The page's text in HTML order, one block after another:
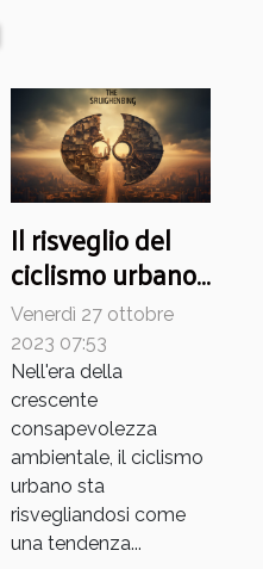
Il risveglio del
ciclismo urbano:
tendenza o
necessità?
Venerdì 27 ottobre
2023 07:53
Nell'era della
crescente
consapevolezza
ambientale, il ciclismo
urbano sta
risvegliandosi come
una tendenza...